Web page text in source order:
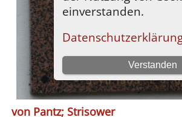
von Pantz; Strisower